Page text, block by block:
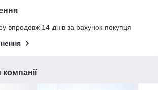
впродовж 14 днів за рахунок покупця
компанії